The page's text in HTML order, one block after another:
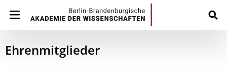
Ehrenmitglieder